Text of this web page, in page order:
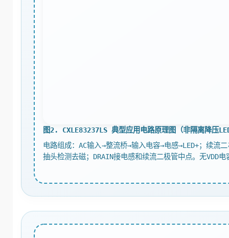
图2. CXLE83237LS 典型应用电路原理图（非隔离降压
电路组成：AC输入→整流桥→输入电容→电感→LED+；续流
抽头检测去磁；DRAIN接电感和续流二极管中点。无VDD电